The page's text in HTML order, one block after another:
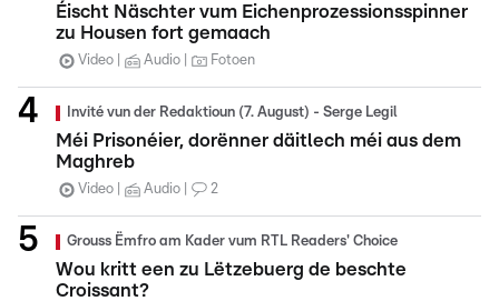
Éischt Näschter vum Eichenprozessionsspinner
zu Housen fort gemaach
Video Audio Fotoen
Invité vun der Redaktioun (7. August) - Serge Legil
Méi Prisonéier, dorënner däitlech méi aus dem
Maghreb
Video Audio 2
Grouss Ëmfro am Kader vum RTL Readers' Choice
Wou kritt een zu Lëtzebuerg de beschte
Croissant?